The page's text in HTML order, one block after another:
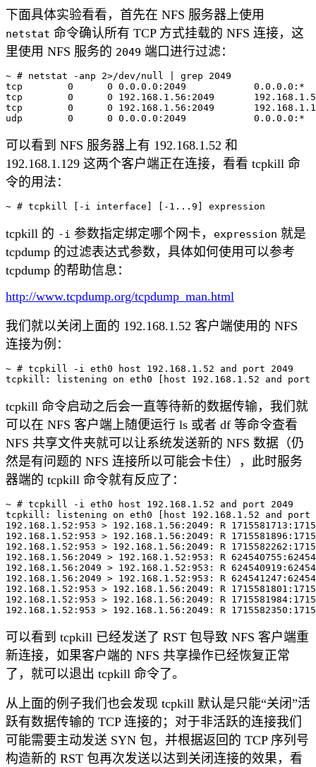
下面具体实验看看，首先在 NFS 服务器上使用
netstat 命令确认所有 TCP 方式挂载的 NFS 连接，这
里使用 NFS 服务的 2049 端口进行过滤：
~ # netstat -anp 2>/dev/null | grep 2049
tcp        0      0 0.0.0.0:2049            0.0.0.0:*
tcp        0      0 192.168.1.56:2049
tcp        0      0 192.168.1.56:2049
可以看到 NFS 服务器上有 192.168.1.52 和
192.168.1.129 这两个客户端正在连接，看看 tcpkill 命
令的用法：
tcpkill 的 -i 参数指定绑定哪个网卡， expression 就是
tcpdump 的过滤表达式参数，具体如何使用可以参考
tcpdump 的帮助信息：
http://www.tcpdump.org/tcpdump_man.html
我们就以关闭上面的 192.168.1.52 客户端使用的 NFS
连接为例：
~ # tcpkill -i eth0 host 192.168.1.52 and port 2049
tcpkill 命令启动之后会一直等待新的数据传输，我们就
可以在 NFS 客户端上随便运行 ls 或者 df 等命令查看
NFS 共享文件夹就可以让系统发送新的 NFS 数据（仍
然是有问题的 NFS 连接所以可能会卡住），此时服务
器端的 tcpkill 命令就有反应了：
~ # tcpkill -i eth0 host 192.168.1.52 and port 2049
tcpkill: listening on eth0 [host 192.168.1.52 and port
192.168.1.52:953 > 192.168.1.56:2049: R
192.168.1.52:953 > 192.168.1.56:2049: R
192.168.1.52:953 > 192.168.1.56:2049: R
192.168.1.56:2049 > 192.168.1.52:953: R
192.168.1.56:2049 > 192.168.1.52:953: R
192.168.1.56:2049 > 192.168.1.52:953: R
192.168.1.52:953 > 192.168.1.56:2049: R
192.168.1.52:953 > 192.168.1.56:2049: R
可以看到 tcpkill 已经发送了 RST 包导致 NFS 客户端重
新连接，如果客户端的 NFS 共享操作已经恢复正常
了，就可以退出 tcpkill 命令了。
从上面的例子我们也会发现 tcpkill 默认是只能“关闭”活
跃有数据传输的 TCP 连接的；对于非活跃的连接我们
可能需要主动发送 SYN 包，并根据返回的 TCP 序列号
构造新的 RST 包再次发送以达到关闭连接的效果，看